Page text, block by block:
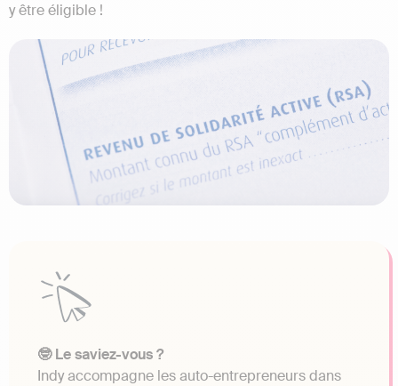
y être éligible !
🤓 Le saviez-vous ?
Indy accompagne les auto-entrepreneurs dans